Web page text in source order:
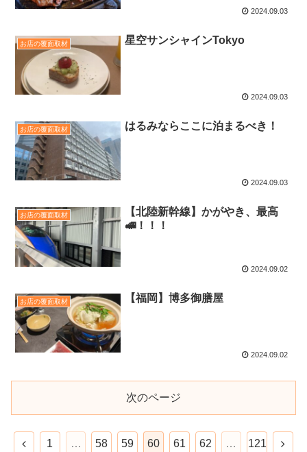
2024.09.03
お店の覆面取材 星空サンシャインTokyo
2024.09.03
お店の覆面取材 はるみならここに泊まるべき！
2024.09.03
お店の覆面取材
【北陸新幹線】かがやき、最高
🚅！！！
2024.09.02
お店の覆面取材 【福岡】博多御膳屋
2024.09.02
次のページ
1 … 58 59 60 61 62 … 121